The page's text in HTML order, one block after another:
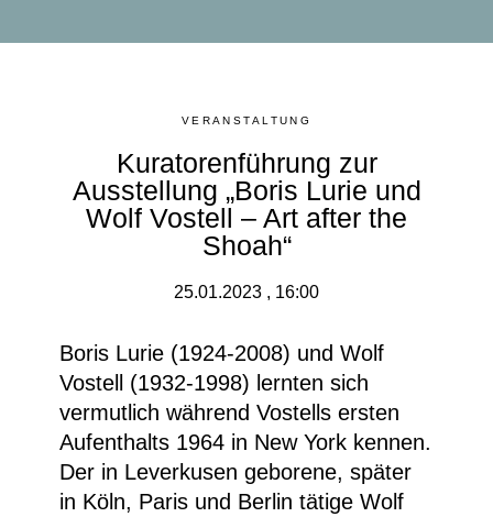
VERANSTALTUNG
Kuratorenführung zur
Ausstellung „Boris Lurie und
Wolf Vostell – Art after the
Shoah“
25.01.2023 , 16:00
Boris Lurie (1924-2008) und Wolf
Vostell (1932-1998) lernten sich
vermutlich während Vostells ersten
Aufenthalts 1964 in New York kennen.
Der in Leverkusen geborene, später
in Köln, Paris und Berlin tätige Wolf